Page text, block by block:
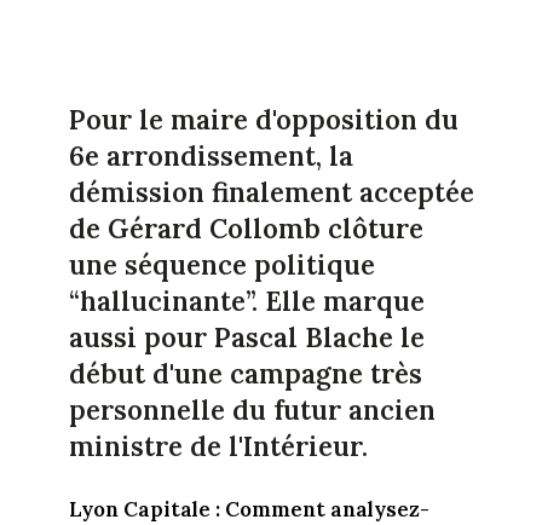
Pour le maire d'opposition du
6e arrondissement, la
démission finalement acceptée
de Gérard Collomb clôture
une séquence politique
“hallucinante”. Elle marque
aussi pour Pascal Blache le
début d'une campagne très
personnelle du futur ancien
ministre de l'Intérieur.
Lyon Capitale : Comment analysez-